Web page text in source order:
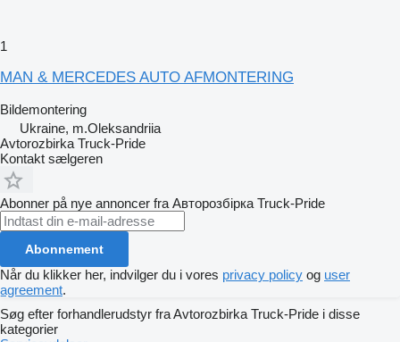
1
MAN & MERCEDES AUTO AFMONTERING
Bildemontering
Ukraine, m.Oleksandriia
Avtorozbirka Truck-Pride
Kontakt sælgeren
Abonner på nye annoncer fra Авторозбірка Truck-Pride
Abonnement
Når du klikker her, indvilger du i vores privacy policy og user
agreement.
Søg efter forhandlerudstyr fra Avtorozbirka Truck-Pride i disse
kategorier